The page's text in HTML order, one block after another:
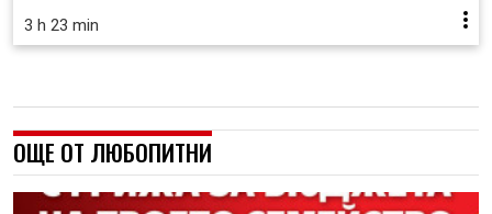
3 h 23 min
ОЩЕ ОТ ЛЮБОПИТНИ